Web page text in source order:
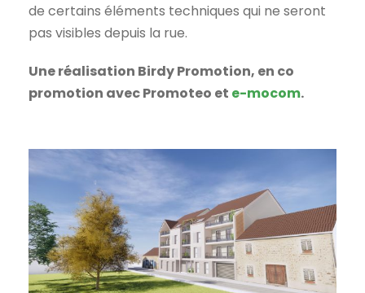
de certains éléments techniques qui ne seront
pas visibles depuis la rue.
Une réalisation Birdy Promotion, en co
promotion avec Promoteo et e-mocom.